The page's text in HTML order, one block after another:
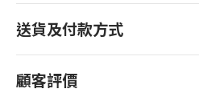
送貨及付款方式
顧客評價